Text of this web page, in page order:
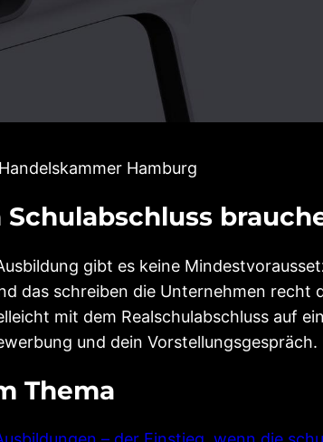
Hamburg
Schulabschluss
gibt es keine
das schreiben die Unternehmen
mit dem Realschulabschluss auf
und dein
Thema